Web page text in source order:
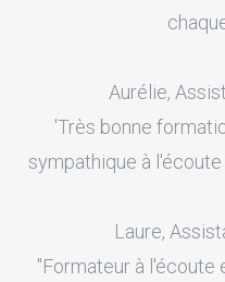
Aurélie,
'Très bonne
sympathique à
Laure,
"Formateur à l'écoute